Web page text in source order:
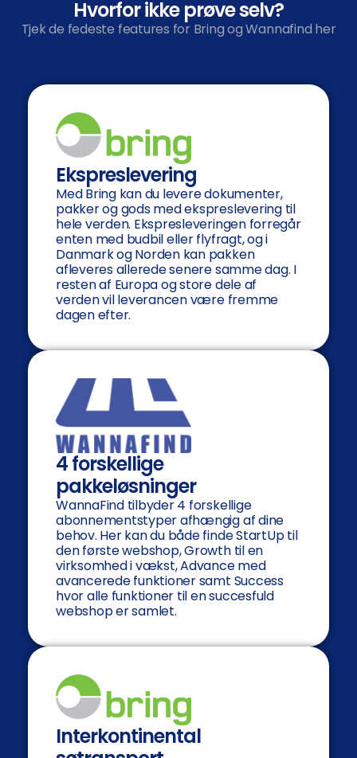
Hvorfor ikke prøve selv?
Tjek de fedeste features for Bring og Wannafind her
Ekspreslevering
Med Bring kan du levere dokumenter,
pakker og gods med ekspreslevering til
hele verden. Ekspresleveringen forregår
enten med budbil eller flyfragt, og i
Danmark og Norden kan pakken
afleveres allerede senere samme dag. I
resten af Europa og store dele af
verden vil leverancen være fremme
dagen efter.
4 forskellige
pakkeløsninger
WannaFind tilbyder 4 forskellige
abonnementstyper afhængig af dine
behov. Her kan du både finde StartUp til
den første webshop, Growth til en
virksomhed i vækst, Advance med
avancerede funktioner samt Success
hvor alle funktioner til en succesfuld
webshop er samlet.
Interkontinental